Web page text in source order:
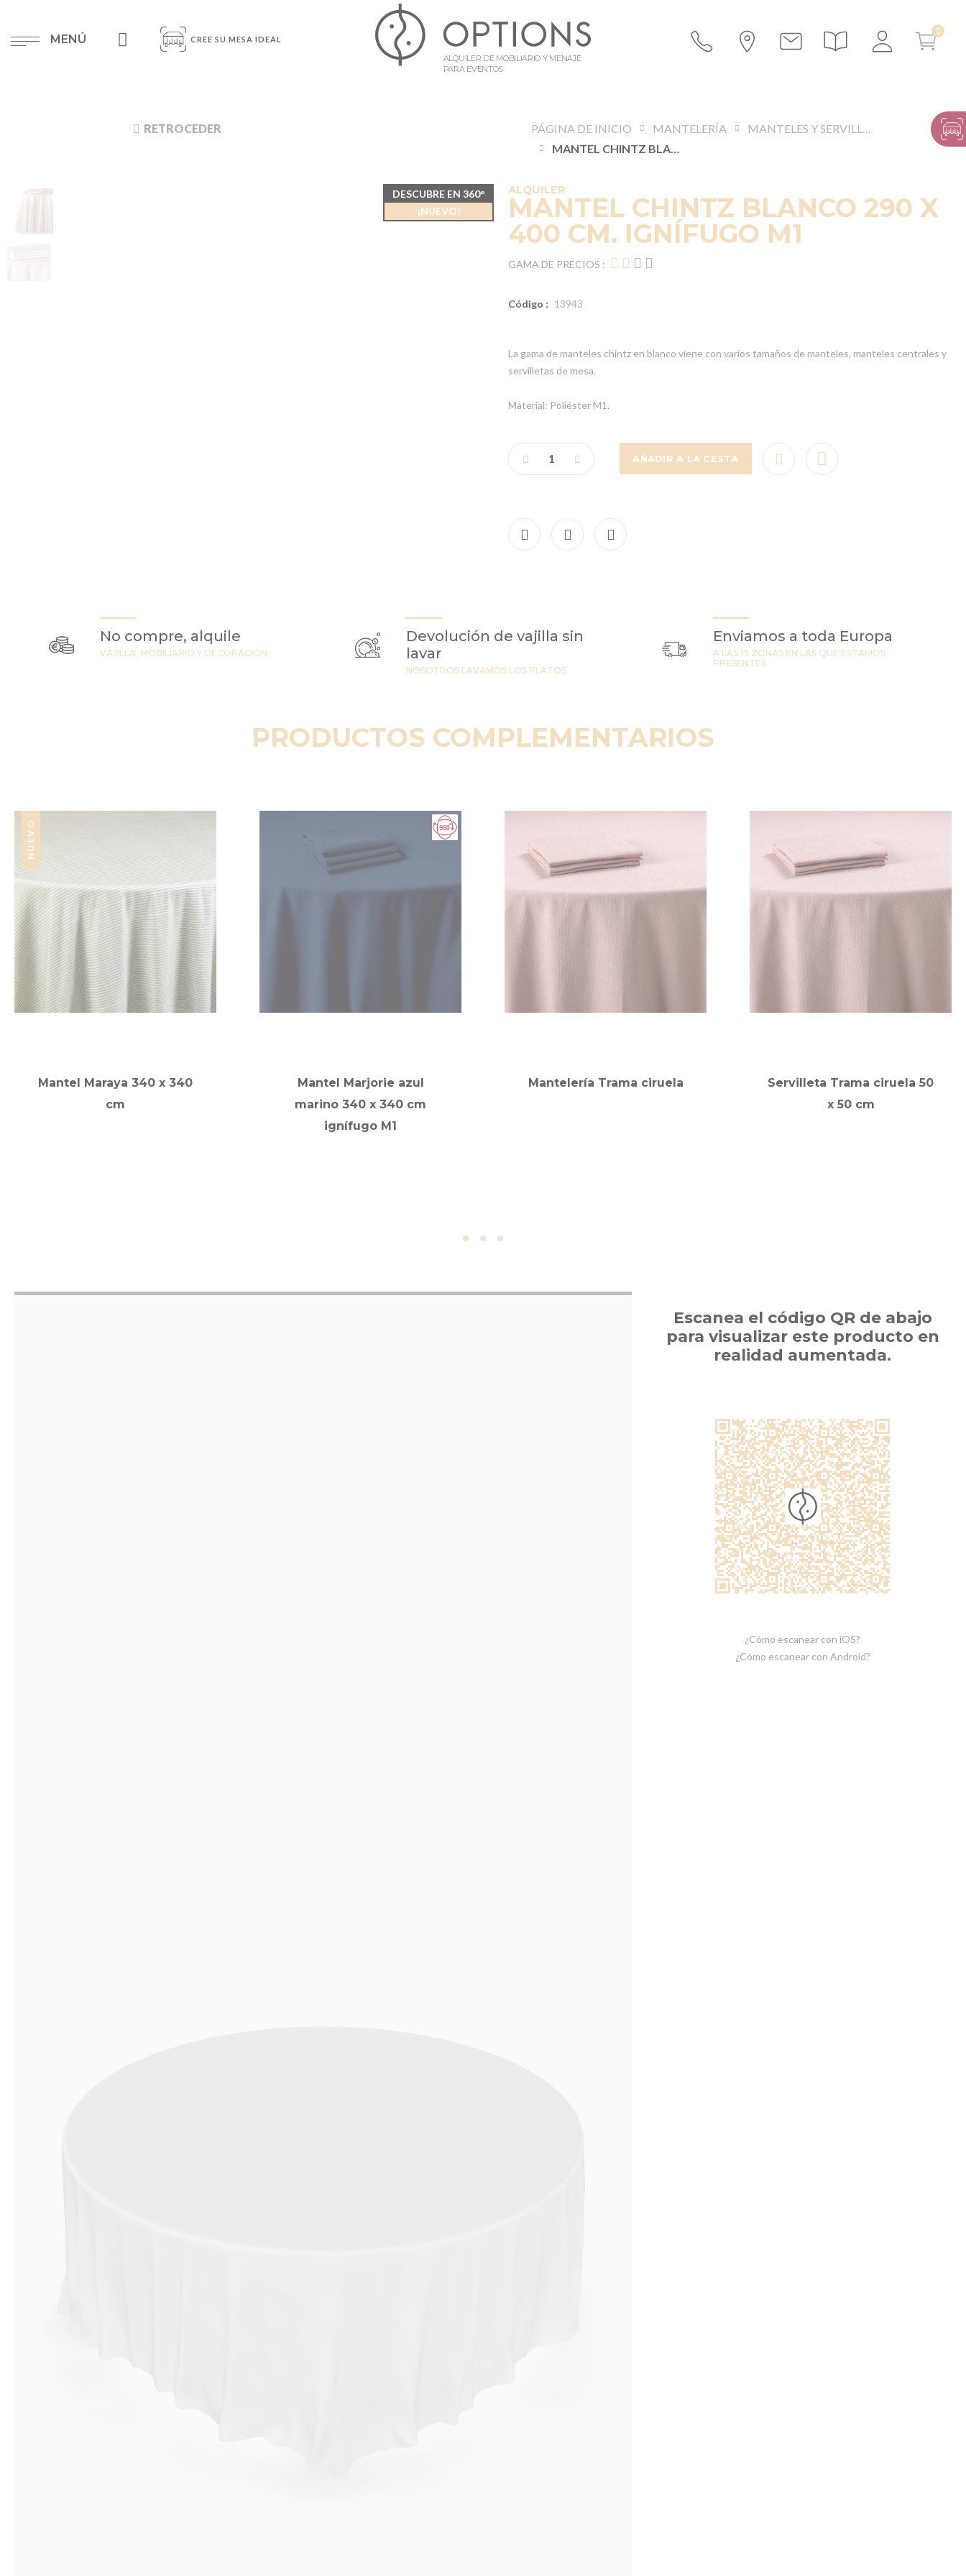
MENÚ CREE SU MESA IDEAL
ALQUILER DE MOBILIARIO Y MENAJE
PARA EVENTOS
RETROCEDER PÁGINA DE INICIO MANTELERÍA
MANTELES Y SERVILLETAS
MANTEL CHINTZ BLANCO 290 X 400 CM. IGNÍFUGO M1
ALQUILER
MANTEL CHINTZ BLANCO 290 X
400 CM. IGNÍFUGO M1
GAMA DE PRECIOS :
Código : 13943
La gama de manteles chintz en blanco viene con varios tamaños de manteles, manteles centrales y
servilletas de mesa.
Material: Poliéster M1.
AÑADIR A LA CESTA
DESCUBRE EN 360°
¡NUEVO!
No compre, alquile
VAJILLA, MOBILIARIO Y DECORACIÓN
Devolución de vajilla sin
lavar
NOSOTROS LAVAMOS LOS PLATOS
Enviamos a toda Europa
A LAS 19 ZONAS EN LAS QUE ESTAMOS
PRESENTES
PRODUCTOS COMPLEMENTARIOS
NUEVO
Mantel Maraya 340 x 340
cm
Mantel Marjorie azul
marino 340 x 340 cm
ignífugo M1
Mantelería Trama ciruela
Servilleta Trama ciruela 50
x 50 cm
Escanea el código QR de abajo
para visualizar este producto en
realidad aumentada.
¿Cómo escanear con iOS?
¿Cómo escanear con Android?